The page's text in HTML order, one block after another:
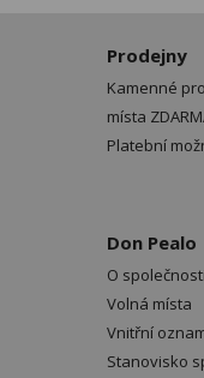
Prodejny
Kamenné
místa
Platební
Don Pealo
O společnosti
Volná místa
Vnitřní
Stanovisko